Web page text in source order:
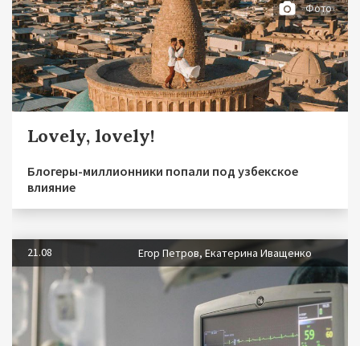
Фото
Lovely, lovely!
Блогеры-миллионники попали под узбекское
влияние
21.08 Егор Петров, Екатерина Иващенко